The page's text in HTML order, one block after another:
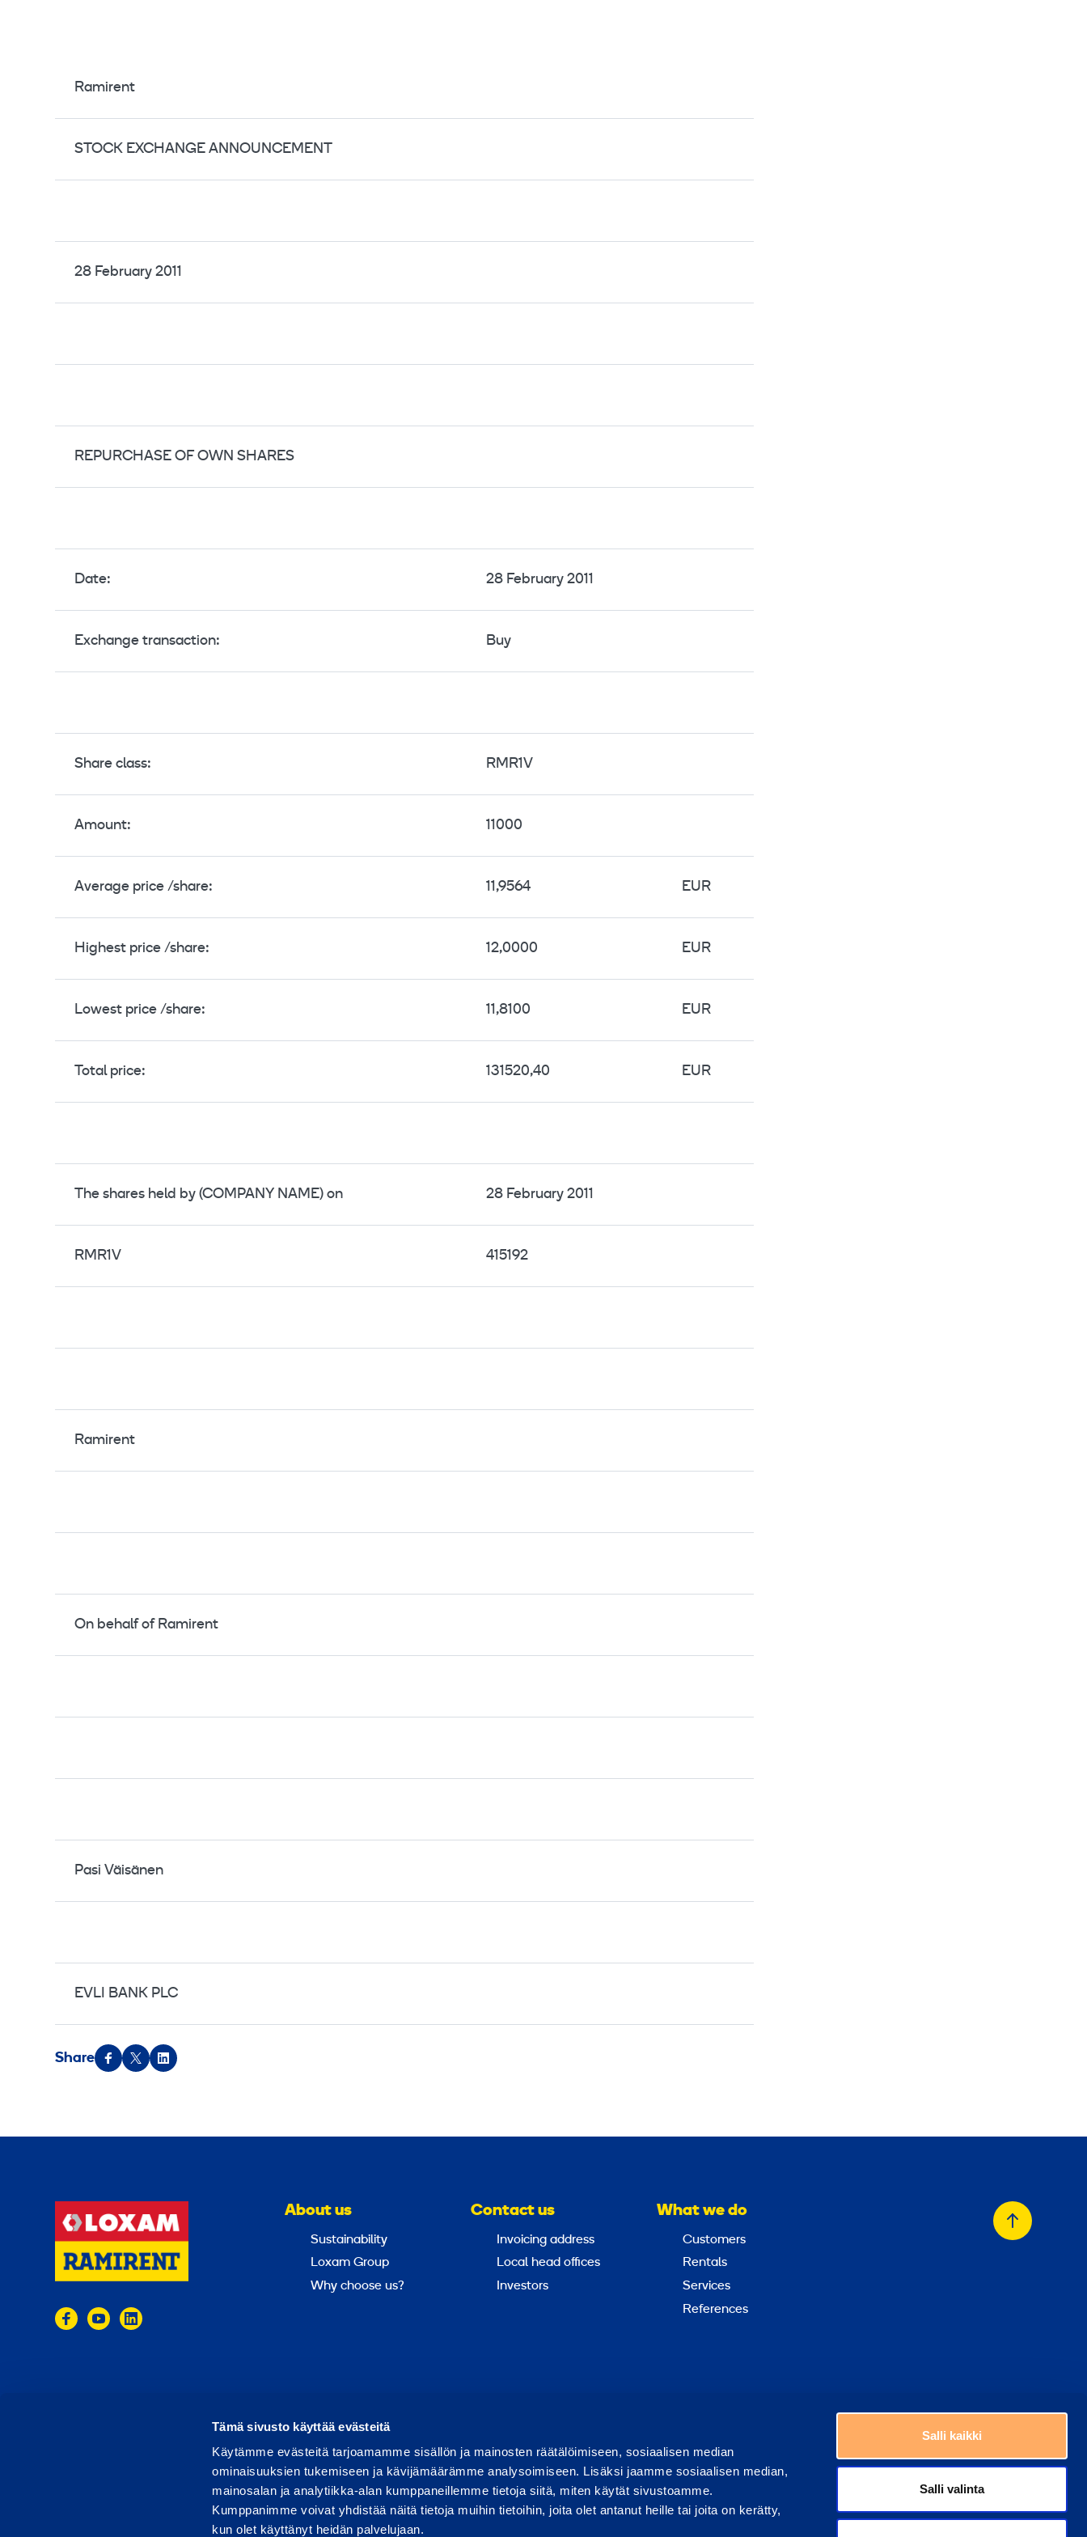
Tämä sivusto käyttää evästeitä
Käytämme evästeitä tarjoamamme sisällön ja mainosten räätälöimiseen, sosiaalisen median
ominaisuuksien tukemiseen ja kävijämäärämme analysoimiseen. Lisäksi jaamme sosiaalisen median,
mainosalan ja analytiikka-alan kumppaneillemme tietoja siitä, miten käytät sivustoamme.
Kumppanimme voivat yhdistää näitä tietoja muihin tietoihin, joita olet antanut heille tai joita on kerätty,
kun olet käyttänyt heidän palvelujaan.
Salli kaikki
Salli valinta
Ramirent
STOCK EXCHANGE ANNOUNCEMENT
28 February 2011
REPURCHASE OF OWN SHARES
Date: 28 February 2011
Exchange transaction: Buy
Share class: RMR1V
Amount: 11000
Average price /share: 11,9564 EUR
Highest price /share: 12,0000 EUR
Lowest price /share: 11,8100 EUR
Total price: 131520,40 EUR
The shares held by (COMPANY NAME) on 28 February 2011
RMR1V 415192
Ramirent
On behalf of Ramirent
Pasi Väisänen
EVLI BANK PLC
Share
About us
Sustainability
Loxam Group
Why choose us?
Contact us
Invoicing address
Local head offices
Investors
What we do
Customers
Rentals
Services
References
Back
Terms of use Privacy policy Report abuse